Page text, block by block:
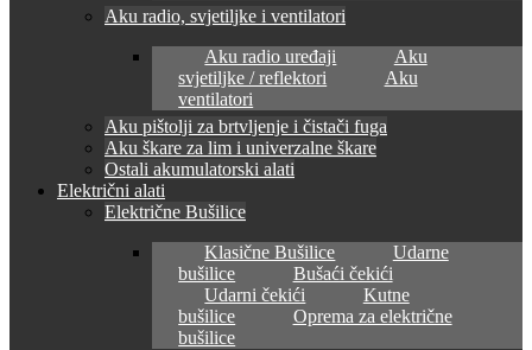
Aku radio, svjetiljke i ventilatori
Aku radio uređaji
Aku
svjetiljke / reflektori
Aku
ventilatori
Aku pištolji za brtvljenje i čistači fuga
Aku škare za lim i univerzalne škare
Ostali akumulatorski alati
Električni alati
Električne Bušilice
Klasične Bušilice
Udarne
bušilice
Bušaći čekići
Udarni čekići
Kutne
bušilice
Oprema za električne
bušilice